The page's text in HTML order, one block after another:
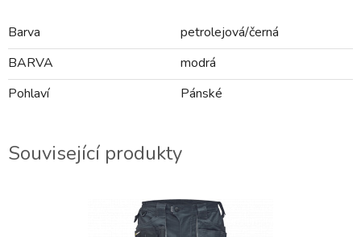
Barva
petrolejová/černá
BARVA
modrá
Pohlaví
Pánské
Související produkty